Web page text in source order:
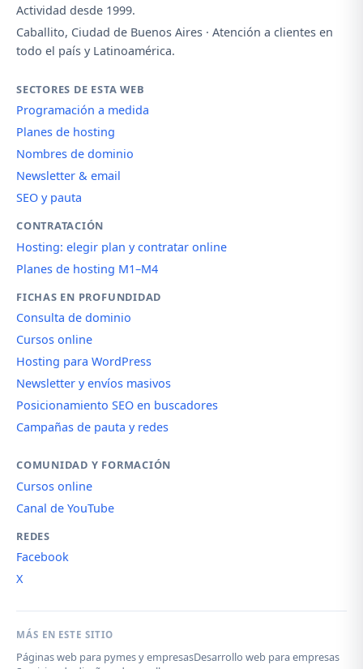
Actividad desde 1999.
Caballito, Ciudad de Buenos Aires · Atención a clientes en
todo el país y Latinoamérica.
SECTORES DE ESTA WEB
Programación a medida
Planes de hosting
Nombres de dominio
Newsletter & email
SEO y pauta
CONTRATACIÓN
Hosting: elegir plan y contratar online
Planes de hosting M1–M4
FICHAS EN PROFUNDIDAD
Consulta de dominio
Cursos online
Hosting para WordPress
Newsletter y envíos masivos
Posicionamiento SEO en buscadores
Campañas de pauta y redes
COMUNIDAD Y FORMACIÓN
Cursos online
Canal de YouTube
REDES
Facebook
X
MÁS EN ESTE SITIO
Páginas web para pymes y empresasDesarrollo web para empresas